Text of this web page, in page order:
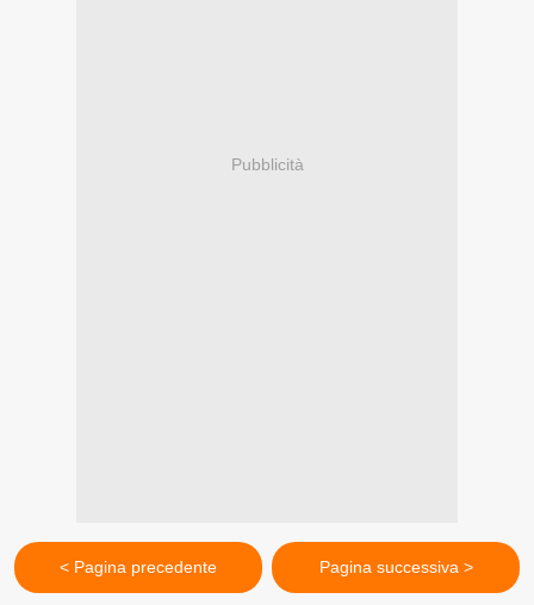
Pubblicità
< Pagina precedente Pagina successiva >